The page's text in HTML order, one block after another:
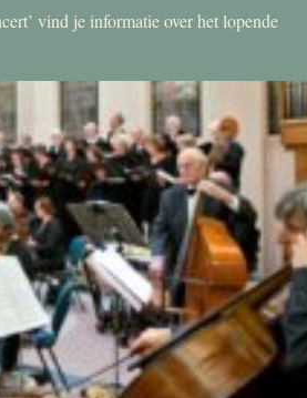
vind je informatie over het lopende